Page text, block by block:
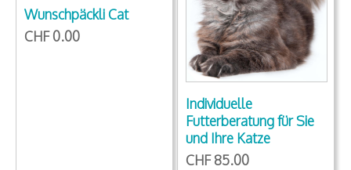
Wunschpäckli Cat
CHF 0.00
Individuelle
Futterberatung für Sie
und Ihre Katze
CHF 85.00